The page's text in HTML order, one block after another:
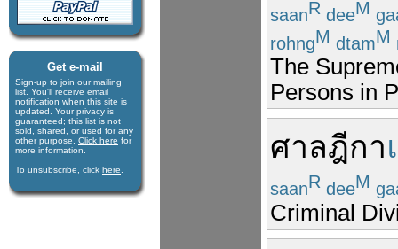
Get e-mail
Sign-up to join our mail­ing
list. You'll receive e­mail
notification when this site is
updated. Your privacy is
guaran­teed; this list is not
sold, shared, or used for any
other purpose. Click here for
more infor­mation.
To unsubscribe, click here
saanR deeM
rohngM dtamM
The
Persons in
ศาลฎีกา
saanR deeM
Criminal